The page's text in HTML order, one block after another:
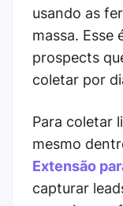
usando as
massa. Esse
prospects
coletar por
Para coletar
mesmo
Extensão
capturar